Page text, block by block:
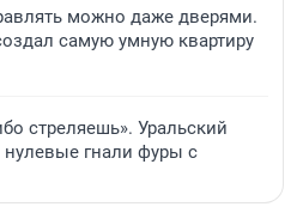
можно даже дверями.
самую умную квартиру
стреляешь». Уральский
гнали фуры с